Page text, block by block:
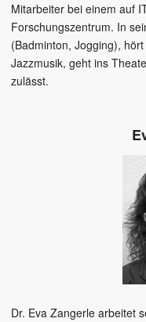
Mitarbeiter bei einem auf
Forschungszentrum. In
(Badminton, Jogging),
Jazzmusik, geht ins
zulässt.
Dr. Eva Zangerle arbeitet